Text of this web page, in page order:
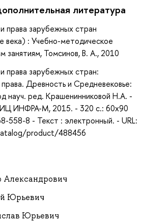
литература
права зарубежных стран
века) : Учебно-методическое
занятиям, Томсинов, В. А., 2010
права зарубежных стран:
Древность и Средневековье:
науч. ред. Крашенинниковой Н.А. -
ИНФРА-М, 2015. - 320 с.: 60x90
558-8 - Текст : электронный. - URL:
product/488456
Юрьевич
Юрьевич